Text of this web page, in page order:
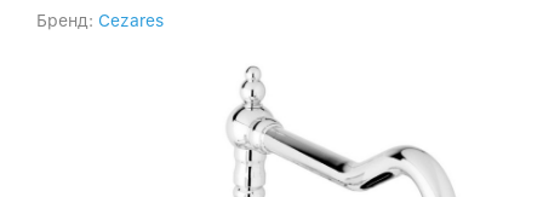
Бренд: Cezares